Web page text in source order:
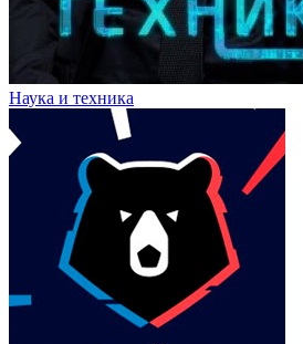
Наука и техника